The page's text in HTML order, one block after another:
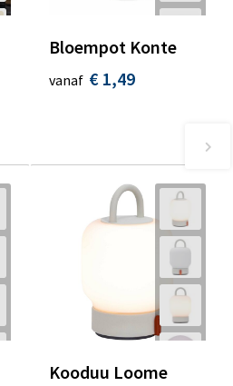
Bloempot Konte
vanaf € 1,49
Kooduu Loome